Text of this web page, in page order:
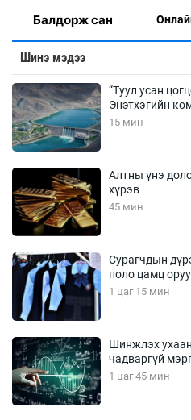
Балдорж сан
Шинэ мэдээ
“Туул усан
Энэтхэгийн
15 мин
Алтны үнэ
хүрэв
45 мин
Сурагчдын
поло цамц
1 цаг 15 мин
Шинжлэх
чадваргүй
1 цаг 45 мин